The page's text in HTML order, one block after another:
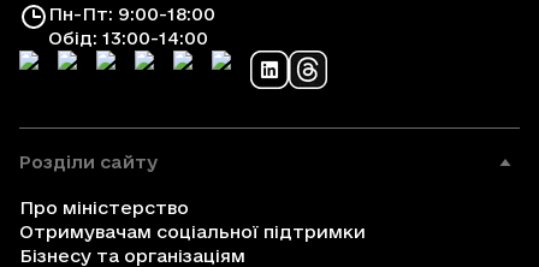
Пн-Пт: 9:00-18:00
Обід: 13:00-14:00
Розділи сайту
Про міністерство
Отримувачам соціальної підтримки
Бізнесу та організаціям